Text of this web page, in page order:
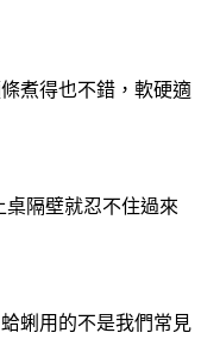
煮得也不錯，軟硬適
桌隔壁就忍不住過來
蜊用的不是我們常見